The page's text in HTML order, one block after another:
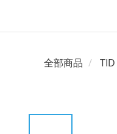
全部商品